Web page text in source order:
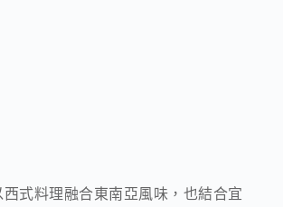
式料理融合東南亞風味，也結合宜